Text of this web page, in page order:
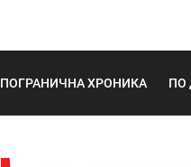
ПОГРАНИЧНА ХРОНИКА ПО